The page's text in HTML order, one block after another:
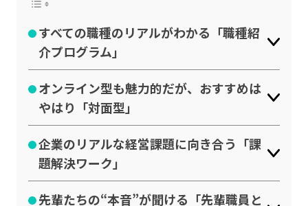
すべての職種のリアルがわかる「職種紹
介プログラム」
オンライン型も魅力的だが、おすすめは
やはり「対面型」
企業のリアルな経営課題に向き合う「課
題解決ワーク」
先輩たちの“本音”が聞ける「先輩職員と